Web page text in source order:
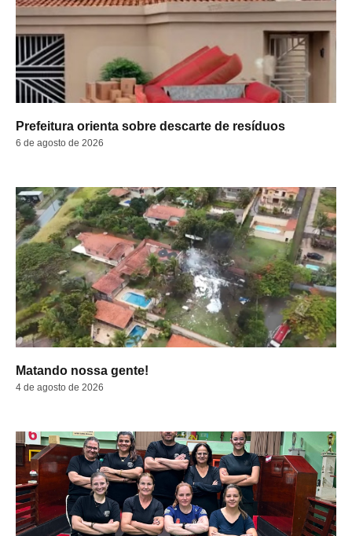
Prefeitura orienta sobre descarte de resíduos
6 de agosto de 2026
Matando nossa gente!
4 de agosto de 2026